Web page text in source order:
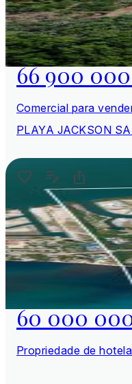
66 900
Comercial para
PLAYA JACKSON
60 000
Propriedade de